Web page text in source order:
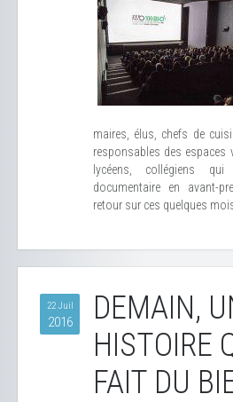
maires, élus, chefs de
responsables des espaces
lycéens, collégiens
documentaire en avant-
retour sur ces quelques
22 Juil
2016
DEMAIN,
HISTOIRE
FAIT DU